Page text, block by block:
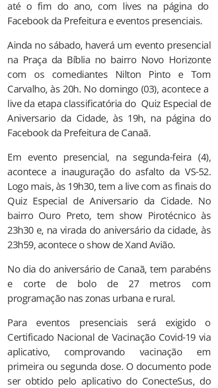
até o fim do ano, com lives na página do
Facebook da Prefeitura e eventos presenciais.
Ainda no sábado, haverá um evento presencial
na Praça da Bíblia no bairro Novo Horizonte
com os comediantes Nilton Pinto e Tom
Carvalho, às 20h. No domingo (03), acontece a
live da etapa classificatória do Quiz Especial de
Aniversario da Cidade, às 19h, na página do
Facebook da Prefeitura de Canaã.
Em evento presencial, na segunda-feira (4),
acontece a inauguração do asfalto da VS-52.
Logo mais, às 19h30, tem a live com as finais do
Quiz Especial de Aniversario da Cidade. No
bairro Ouro Preto, tem show Pirotécnico às
23h30 e, na virada do aniversário da cidade, às
23h59, acontece o show de Xand Avião.
No dia do aniversário de Canaã, tem parabéns
e corte de bolo de 27 metros com
programação nas zonas urbana e rural.
Para eventos presenciais será exigido o
Certificado Nacional de Vacinação Covid-19 via
aplicativo, comprovando vacinação em
primeira ou segunda dose. O documento pode
ser obtido pelo aplicativo do ConecteSus, do